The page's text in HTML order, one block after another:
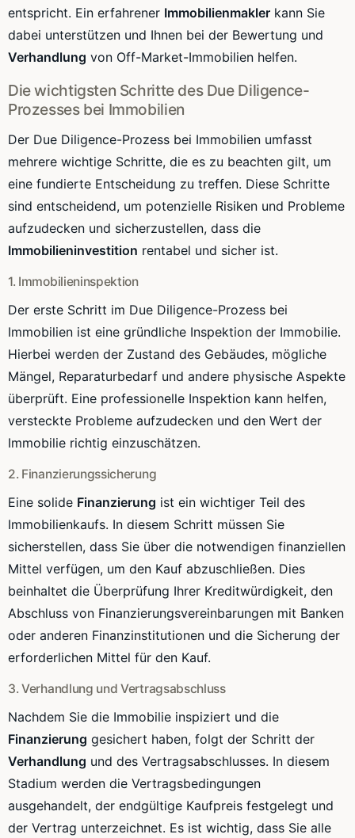
entspricht. Ein erfahrener Immobilienmakler kann Sie
dabei unterstützen und Ihnen bei der Bewertung und
Verhandlung von Off-Market-Immobilien helfen.
Die wichtigsten Schritte des Due Diligence-
Prozesses bei Immobilien
Der Due Diligence-Prozess bei Immobilien umfasst
mehrere wichtige Schritte, die es zu beachten gilt, um
eine fundierte Entscheidung zu treffen. Diese Schritte
sind entscheidend, um potenzielle Risiken und Probleme
aufzudecken und sicherzustellen, dass die
Immobilieninvestition rentabel und sicher ist.
1. Immobilieninspektion
Der erste Schritt im Due Diligence-Prozess bei
Immobilien ist eine gründliche Inspektion der Immobilie.
Hierbei werden der Zustand des Gebäudes, mögliche
Mängel, Reparaturbedarf und andere physische Aspekte
überprüft. Eine professionelle Inspektion kann helfen,
versteckte Probleme aufzudecken und den Wert der
Immobilie richtig einzuschätzen.
2. Finanzierungssicherung
Eine solide Finanzierung ist ein wichtiger Teil des
Immobilienkaufs. In diesem Schritt müssen Sie
sicherstellen, dass Sie über die notwendigen finanziellen
Mittel verfügen, um den Kauf abzuschließen. Dies
beinhaltet die Überprüfung Ihrer Kreditwürdigkeit, den
Abschluss von Finanzierungsvereinbarungen mit Banken
oder anderen Finanzinstitutionen und die Sicherung der
erforderlichen Mittel für den Kauf.
3. Verhandlung und Vertragsabschluss
Nachdem Sie die Immobilie inspiziert und die
Finanzierung gesichert haben, folgt der Schritt der
Verhandlung und des Vertragsabschlusses. In diesem
Stadium werden die Vertragsbedingungen
ausgehandelt, der endgültige Kaufpreis festgelegt und
der Vertrag unterzeichnet. Es ist wichtig, dass Sie alle